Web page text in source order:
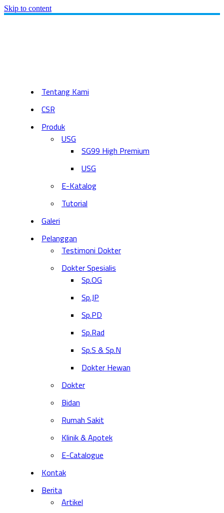
Skip to content
Tentang Kami
CSR
Produk
USG
SG99 High Premium
USG
E-Katalog
Tutorial
Galeri
Pelanggan
Testimoni Dokter
Dokter Spesialis
Sp.OG
Sp.JP
Sp.PD
Sp.Rad
Sp.S & Sp.N
Dokter Hewan
Dokter
Bidan
Rumah Sakit
Klinik & Apotek
E-Catalogue
Kontak
Berita
Artikel